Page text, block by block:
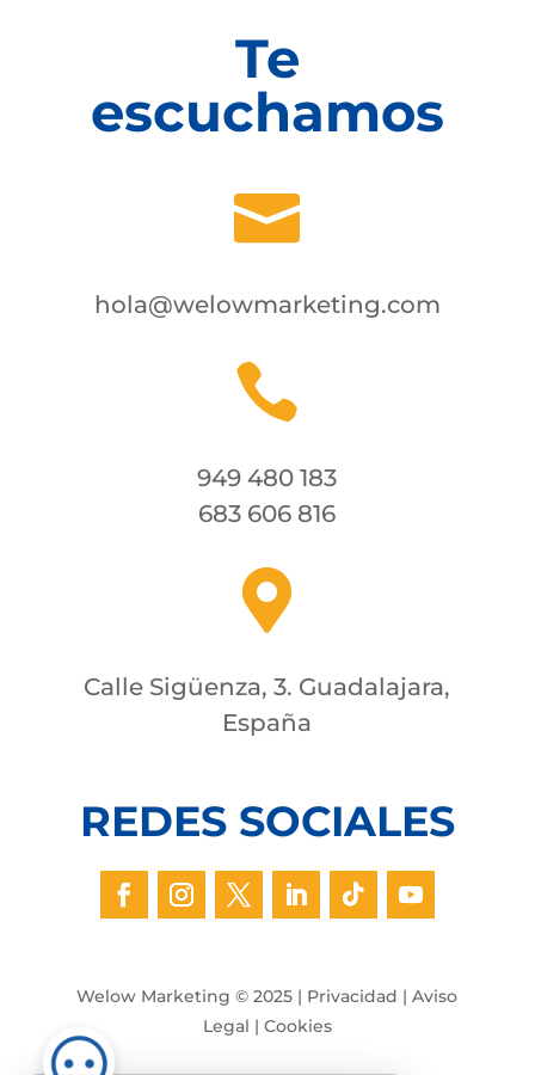
Te
escuchamos

hola@welowmarketing.com

949 480 183
683 606 816

Calle Sigüenza, 3. Guadalajara,
España
REDES SOCIALES
Welow Marketing © 2025 | Privacidad |Aviso
Legal | Cookies